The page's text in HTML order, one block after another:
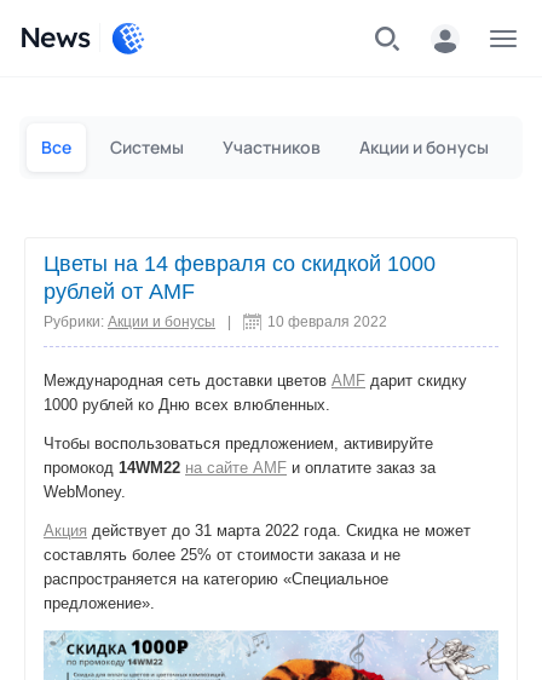
News
Все Системы Участников Акции и бонусы
Цветы на 14 февраля со скидкой 1000
рублей от AMF
Рубрики: Акции и бонусы 10 февраля 2022
Международная сеть доставки цветов AMF дарит скидку
1000 рублей ко Дню всех влюбленных.
Чтобы воспользоваться предложением, активируйте
промокод 14WM22 на сайте AMF и оплатите заказ за
WebMoney.
Акция действует до 31 марта 2022 года. Скидка не может
составлять более 25% от стоимости заказа и не
распространяется на категорию «Специальное
предложение».